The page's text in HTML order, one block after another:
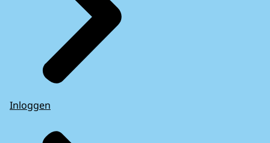
Inloggen